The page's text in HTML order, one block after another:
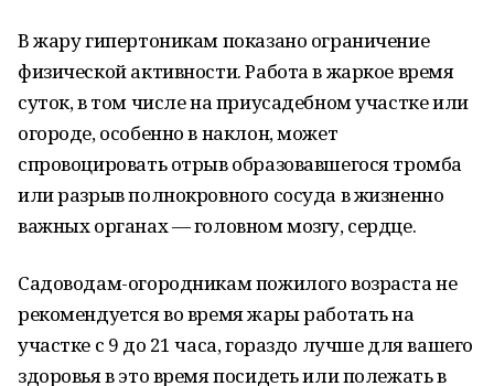
В жару гипертоникам показано ограничение
физической активности. Работа в жаркое время
суток, в том числе на приусадебном участке или
огороде, особенно в наклон, может
спровоцировать отрыв образовавшегося тромба
или разрыв полнокровного сосуда в жизненно
важных органах — головном мозгу, сердце.
Садоводам-огородникам пожилого возраста не
рекомендуется во время жары работать на
участке с 9 до 21 часа, гораздо лучше для вашего
здоровья в это время посидеть или полежать в